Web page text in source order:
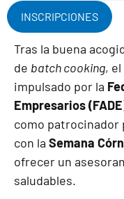
Tras la buena
de batch cooking,
impulsado por la
Empresarios
como patrocinador
con la Semana
ofrecer un
saludables.
INSCRIPCIONES